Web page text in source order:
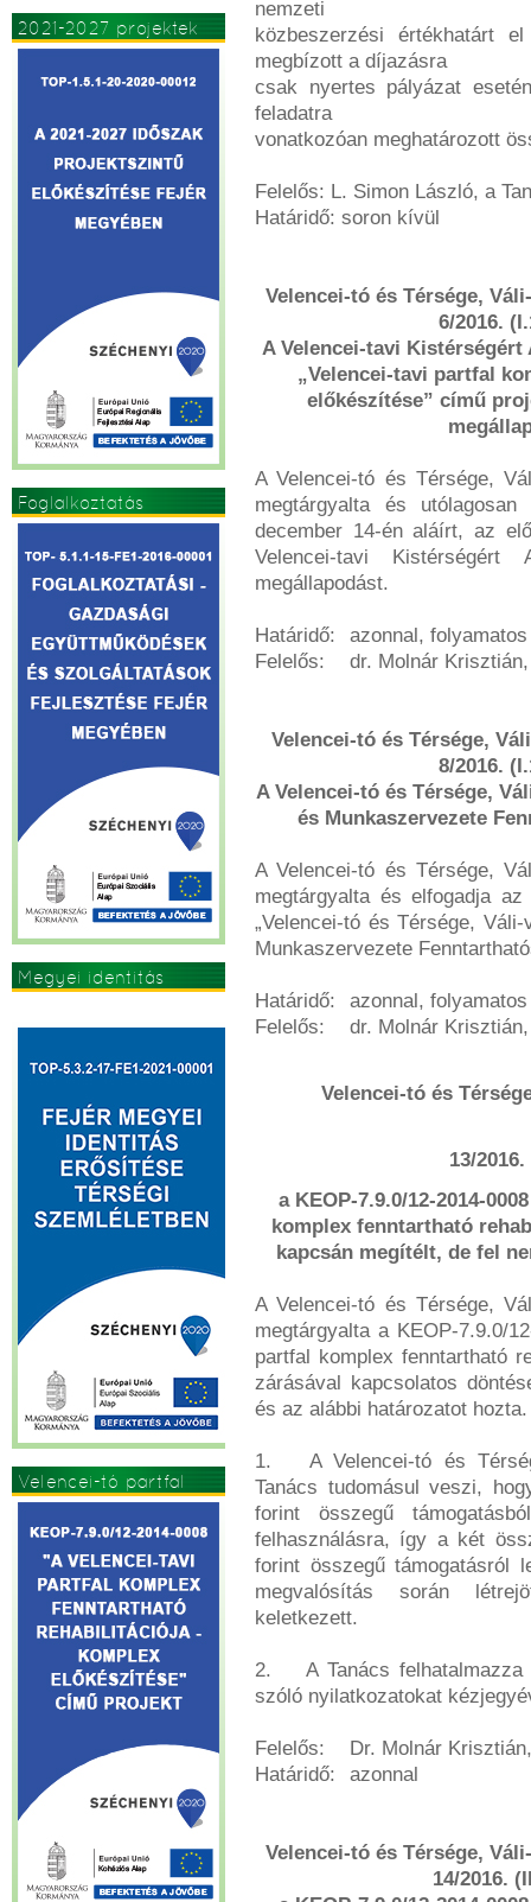
2021-2027 projektek
Foglalkoztatás
Megyei identitás
Velencei-tó partfal
nemzeti
közbeszerzési értékhatárt
megbízott a díjazásra
csak nyertes pályázat
feladatra
vonatkozóan meghatározott
Felelős: L. Simon László, a
Határidő: soron kívül
Velencei-tó és Térsége,
6/2016.
A Velencei-tavi Kistérségért
„Velencei-tavi partfal
előkészítése” című
A Velencei-tó és Térsége,
megtárgyalta és
december 14-én aláírt, az
Velencei-tavi Kistérségért
megállapodást.
Határidő:
azonnal, folyamatos
Felelős:
dr. Molnár
Velencei-tó és Térsége,
8/2016.
A Velencei-tó és Térsége,
és Munkaszervezete
A Velencei-tó és Térsége,
megtárgyalta és elfogadja
„Velencei-tó és Térsége,
Munkaszervezete
Határidő:
azonnal, folyamatos
Felelős:
dr. Molnár
Velencei-tó és
13/
a KEOP-7.9.0/12-2014-
komplex fenntartható
kapcsán megítélt, de fel
A Velencei-tó és Térsége,
megtárgyalta a KEOP-7.9.0/
partfal komplex fenntartható
zárásával kapcsolatos
és az alábbi határozatot hozta.
1.
A Velencei-tó és
Tanács tudomásul veszi,
forint összegű
felhasználásra, így a két
forint összegű támogatásról
megvalósítás során
keletkezett.
2.
A Tanács
szóló nyilatkozatokat
Felelős:
Dr. Molnár
Határidő:
azonnal
Velencei-tó és Térsége,
14/2016.